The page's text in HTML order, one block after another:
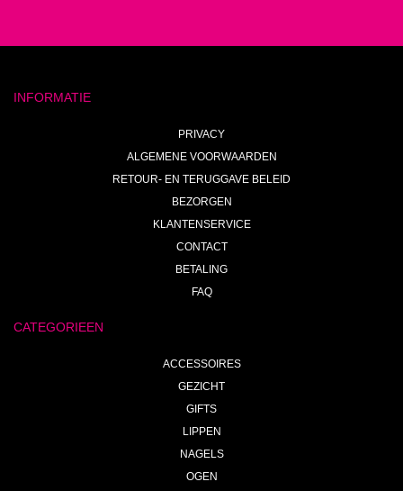
INFORMATIE
PRIVACY
ALGEMENE VOORWAARDEN
RETOUR- EN TERUGGAVE BELEID
BEZORGEN
KLANTENSERVICE
CONTACT
BETALING
FAQ
CATEGORIEEN
ACCESSOIRES
GEZICHT
GIFTS
LIPPEN
NAGELS
OGEN